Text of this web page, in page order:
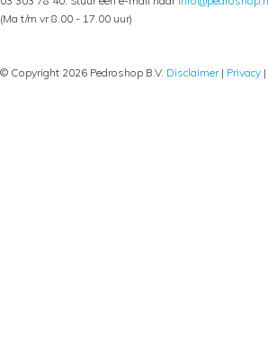
(Ma t/m vr 8.00 - 17.00 uur)
© Copyright 2026 Pedroshop B.V. Disclaimer| Privacy |